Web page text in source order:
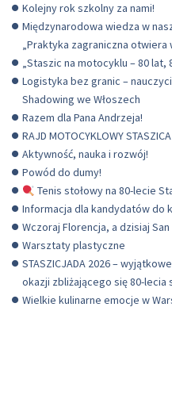
Kolejny rok szkolny za nami!
Międzynarodowa wiedza w
„Praktyka zagraniczna otwiera
„Staszic na motocyklu – 80 lat,
Logistyka bez granic –
Shadowing we Włoszech
Razem dla Pana Andrzeja!
RAJD MOTOCYKLOWY STASZICA
Aktywność, nauka i rozwój!
Powód do dumy!
Tenis stołowy na 80-lecie
Informacja dla kandydatów do
Wczoraj Florencja, a dzisiaj San
Warsztaty plastyczne
STASZICJADA 2026 –
okazji zbliżającego się 80-lecia
Wielkie kulinarne emocje w